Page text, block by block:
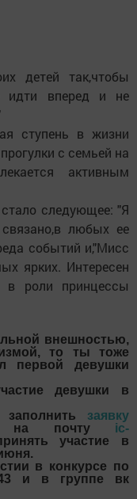
детей так,чтобы
идти вперед и не
ступень в жизни
с семьей на
активным
следующее: "Я
любых ее
событий и,"Мисс
ярких. Интересен
в роли принцессы
внешностью,
то ты тоже
первой девушки
девушки в
заявку
на почту ic-
участие в
в конкурсе по
43 и в группе вк